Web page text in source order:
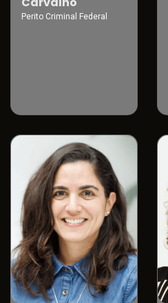
Perito Criminal Federal